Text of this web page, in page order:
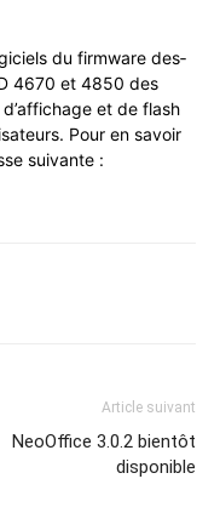
du firmware des­
4670 et 4850 des
et de flash
Pour en savoir
suiv­ante :
Article suivant
NeoOffice 3.0.2 bientôt
disponible